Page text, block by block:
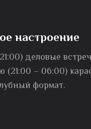
настроение
деловые
(21:00 – 06:00)
формат.